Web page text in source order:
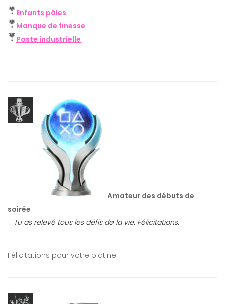
Enfants pâles
Manque de finesse
Poste industrielle
Amateur des débuts de
soirée
Tu as relevé tous les défis de la vie. Félicitations.
Félicitations pour votre platine !